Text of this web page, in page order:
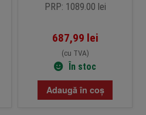
PRP: 1089.00 lei
687,99 lei
(cu TVA)
În stoc
Adaugă în coș